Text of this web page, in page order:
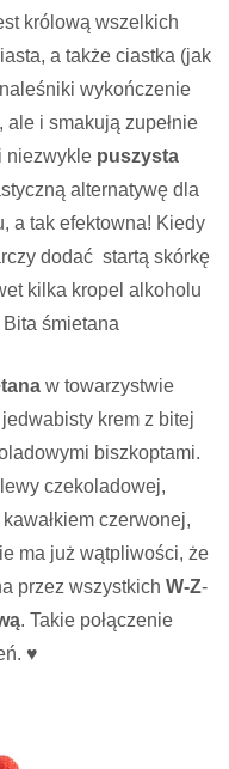
królową wszelkich
a także ciastka (jak
wykończenie
i smakują zupełnie
puszysta
alternatywę dla
a tak efektowna! Kiedy
dodać startą skórkę
kilka kropel alkoholu
śmietana
w towarzystwie
krem z bitej
biszkoptami.
czekoladowej,
czerwonej,
ma już wątpliwości, że
przez wszystkich W-Z-
. Takie połączenie
♥